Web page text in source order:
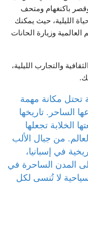
باكنغهام ومتحف
الليلية، حيث يمكنك
العالمية وزيارة الحانات
والتجارب الليلية،
تحتل مكانة مهمة
الساحر. تاريخها
الخلابة تجعلها
من جبال الألب
في إسبانيا،
المدن الساحرة في
سياحية لا تُنسى لكل